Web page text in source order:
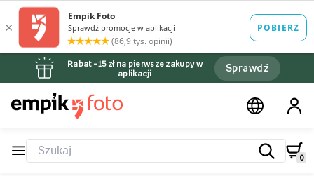
Rabat –15 zł na pierwsze zakupy w
aplikacji
Sprawdź
0